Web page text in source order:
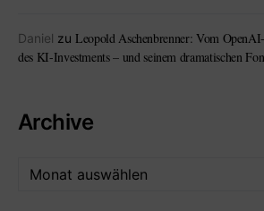
Daniel zu Leopold Aschenbrenner: Vom
des KI-Investments – und seinem dramatischen
Archive